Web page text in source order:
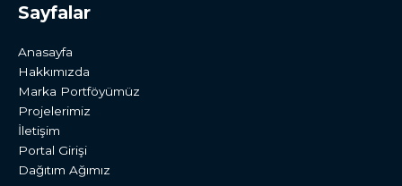
Sayfalar
Anasayfa
Hakkımızda
Marka Portföyümüz
Projelerimiz
İletişim
Portal Girişi
Dağıtım Ağımız